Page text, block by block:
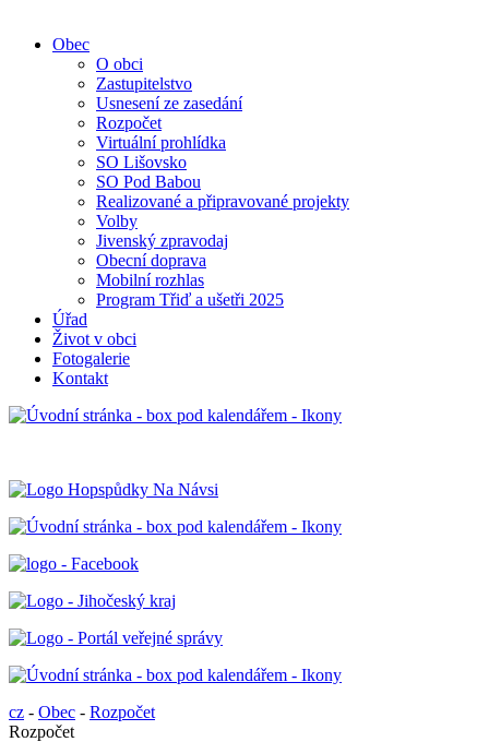
Obec
O obci
Zastupitelstvo
Usnesení ze zasedání
Rozpočet
Virtuální prohlídka
SO Lišovsko
SO Pod Babou
Realizované a připravované projekty
Volby
Jivenský zpravodaj
Obecní doprava
Mobilní rozhlas
Program Třiď a ušetři 2025
Úřad
Život v obci
Fotogalerie
Kontakt
cz - Obec - Rozpočet
Rozpočet